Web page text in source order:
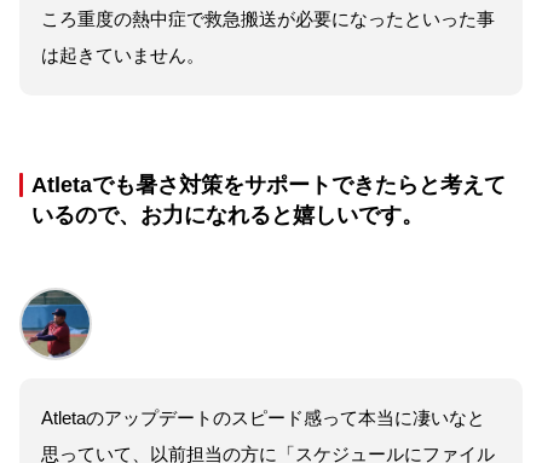
ころ重度の熱中症で救急搬送が必要になったといった事
は起きていません。
Atletaでも暑さ対策をサポートできたらと考えて
いるので、お力になれると嬉しいです。
Atletaのアップデートのスピード感って本当に凄いなと
思っていて、以前担当の方に「スケジュールにファイル